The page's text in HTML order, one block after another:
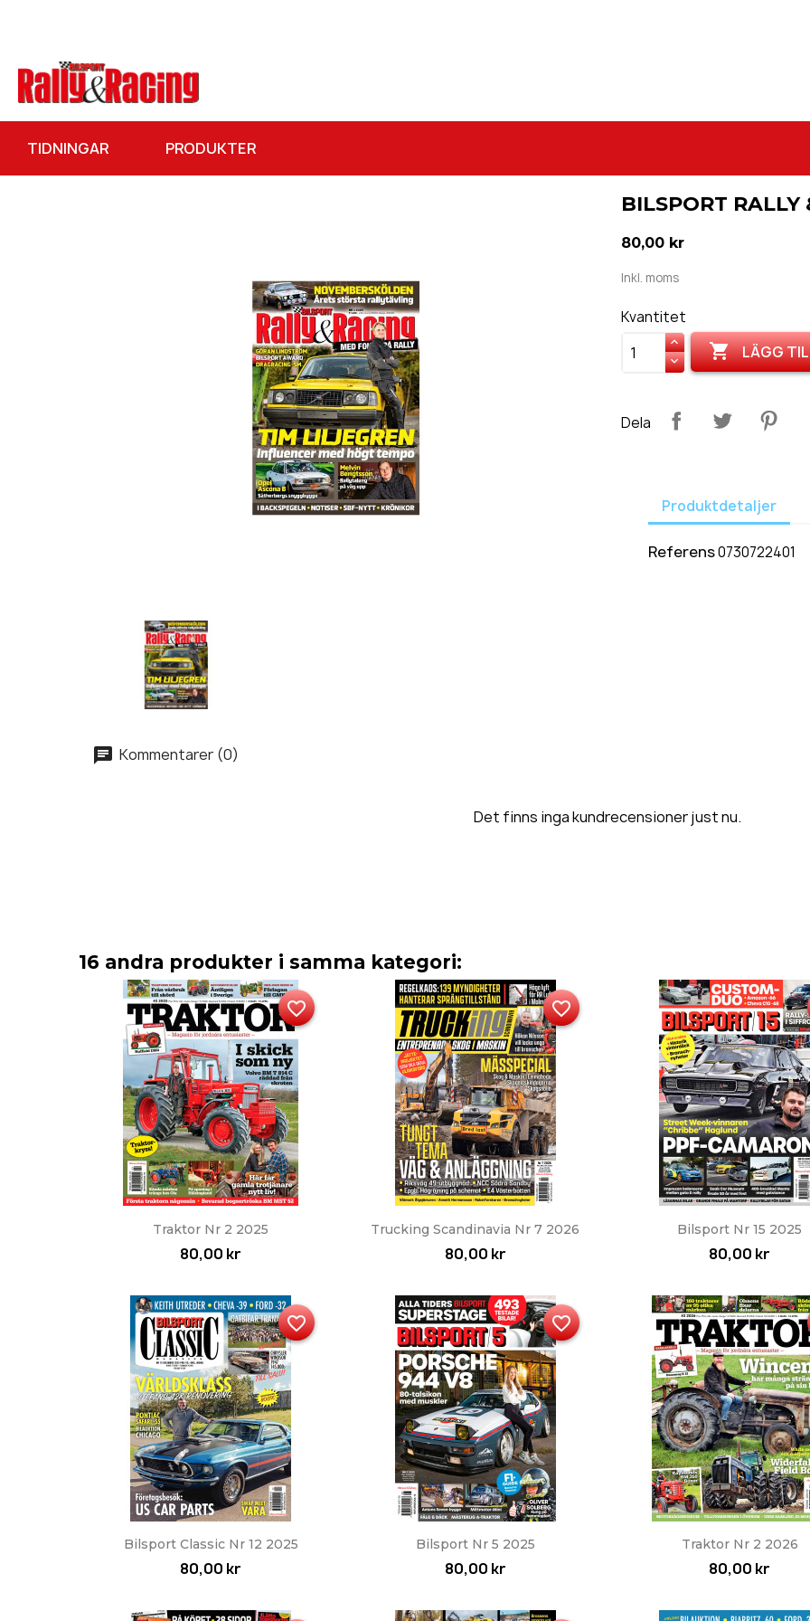
TIDNINGAR PRODUKTER
BILSPORT RALLY
80,00 kr
Inkl. moms
Kvantitet
 LÄGG
Dela
Produktdetaljer
Referens0730722401
Kommentarer (0)
Det finns inga kundrecensioner just nu.
16 andra produkter i samma kategori:
Snabbvy
Traktor Nr 2 2025
80,00 kr
favorite_border
Snabbvy
Trucking Scandinavia Nr 7 2026
80,00 kr
favorite_border
Snabbvy
Bilsport Nr 15 2025
80,00 kr
Snabbvy
Bilsport Classic Nr 12 2025
80,00 kr
favorite_border
Snabbvy
Bilsport Nr 5 2025
80,00 kr
favorite_border
Snabbvy
Traktor Nr 2 2026
80,00 kr